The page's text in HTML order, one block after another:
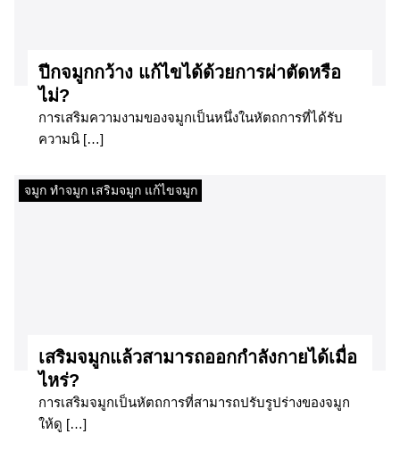
ปีกจมูกกว้าง แก้ไขได้ด้วยการผ่าตัดหรือ
ไม่?
การเสริมความงามของจมูกเป็นหนึ่งในหัตถการที่ได้รับ
ความนิ […]
จมูก ทำจมูก เสริมจมูก แก้ไขจมูก
เสริมจมูกแล้วสามารถออกกำลังกายได้เมื่อ
ไหร่?
การเสริมจมูกเป็นหัตถการที่สามารถปรับรูปร่างของจมูก
ให้ดู […]